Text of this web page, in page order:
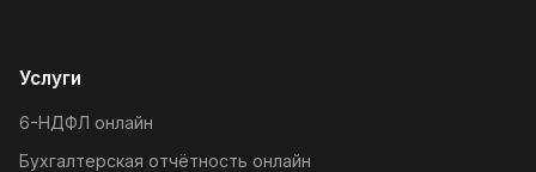
Услуги
6-НДФЛ онлайн
Бухгалтерская отчётность онлайн